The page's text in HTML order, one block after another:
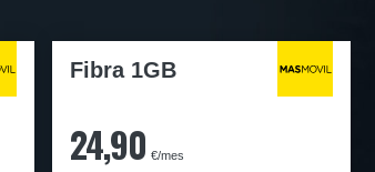
Fibra 1GB
24,90 €/mes